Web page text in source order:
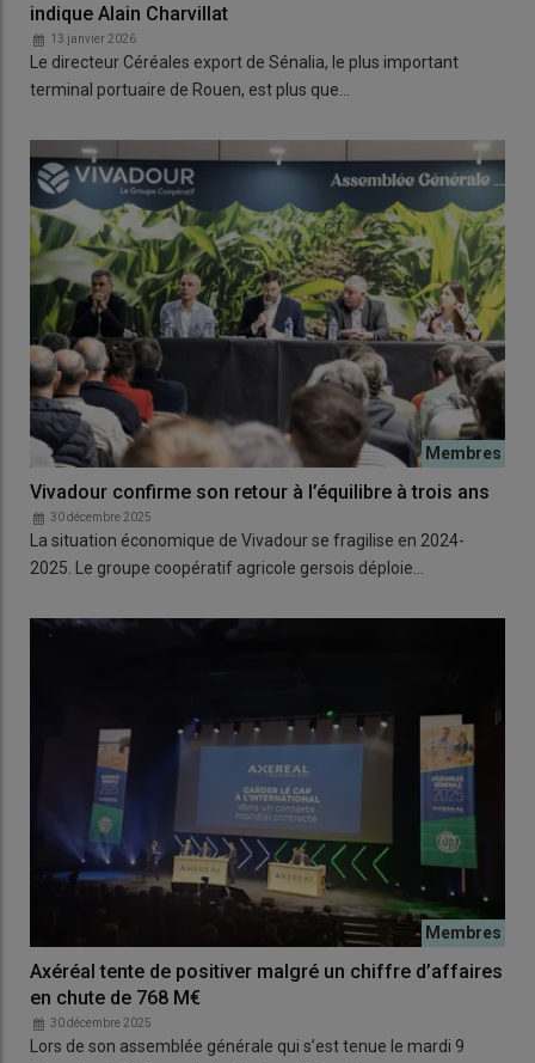
indique Alain Charvillat
13 janvier 2026
Le directeur Céréales export de Sénalia, le plus important
terminal portuaire de Rouen, est plus que…
Vivadour confirme son retour à l’équilibre à trois ans
30 décembre 2025
La situation économique de Vivadour se fragilise en 2024-
2025. Le groupe coopératif agricole gersois déploie…
Axéréal tente de positiver malgré un chiffre d’affaires
en chute de 768 M€
30 décembre 2025
Lors de son assemblée générale qui s’est tenue le mardi 9